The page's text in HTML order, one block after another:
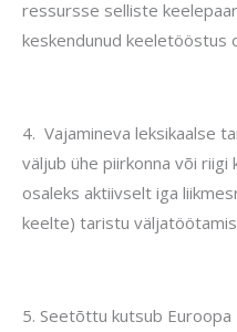
ressursse selliste
keskendunud keeletööstus
4. Vajamineva leksikaalse
väljub ühe piirkonna või
osaleks aktiivselt iga
keelte) taristu
5. Seetõttu kutsub Euroopa